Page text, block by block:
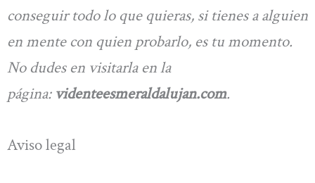
conseguir todo lo que quieras, si tienes a alguien
en mente con quien probarlo, es tu momento.
No dudes en visitarla enla
página:videnteesmeraldalujan.com.
Aviso legal